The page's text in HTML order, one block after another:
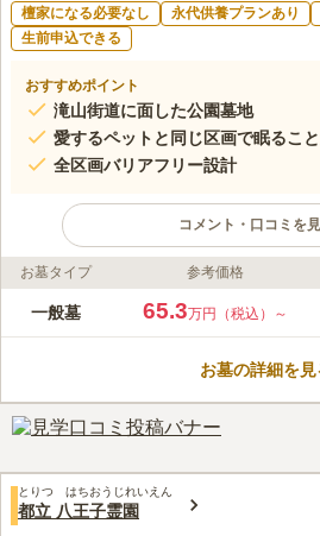
檀家になる必要なし 永代供養プランあり
生前申込できる
おすすめポイント
滝山街道に面した公園墓地
愛するペットと同じ区画で眠るこ
全区画バリアフリー設計
コメント・口コミを
ライフドット編集部のコメント
2016年に八王子市戸吹町に新規開
あります。南向きの墓苑で日当た
口コミ評価
お墓タイプ 参考価格
一般墓 65.3万円（税込）～
お墓の詳細を見
とりつ はちおうじれいえん
都立 八王子霊園